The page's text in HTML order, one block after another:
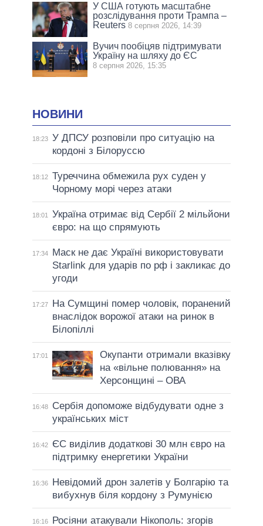
У США готують масштабне
розслідування проти Трампа –
Reuters 8 серпня 2026, 14:39
Вучич пообіцяв підтримувати
Україну на шляху до ЄС
8 серпня 2026, 15:35
НОВИНИ
18:23 У ДПСУ розповіли про ситуацію на
кордоні з Білоруссю
18:12 Туреччина обмежила рух суден у
Чорному морі через атаки
18:01 Україна отримає від Сербії 2 мільйони
євро: на що спрямують
17:34
Маск не дає Україні використовувати
Starlink для ударів по рф і закликає до
угоди
17:27
На Сумщині помер чоловік, поранений
внаслідок ворожої атаки на ринок в
Білопіллі
17:01
Окупанти отримали вказівку
на «вільне полювання» на
Херсонщині – ОВА
16:48
Сербія допоможе відбудувати одне з
українських міст
16:42
ЄС виділив додаткові 30 млн євро на
підтримку енергетики України
16:36
Невідомий дрон залетів у Болгарію та
вибухнув біля кордону з Румунією
16:16
Росіяни атакували Нікополь: згорів